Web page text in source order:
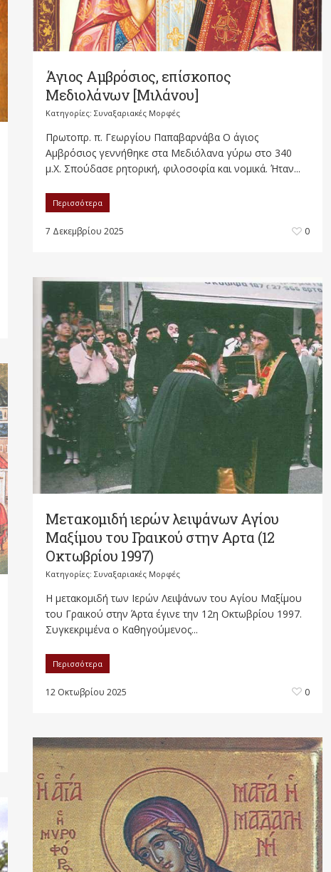
Άγιος Αμβρόσιος, επίσκοπος
Μεδιολάνων [Μιλάνου]
Κατηγορίες: Συναξαριακές Μορφές
Πρωτοπρ. π. Γεωργίου Παπαβαρνάβα Ο άγιος
Αμβρόσιος γεννήθηκε στα Μεδιόλανα γύρω στο 340
μ.Χ. Σπούδασε ρητορική, φιλοσοφία και νομικά. Ήταν...
Περισσότερα
7 Δεκεμβρίου 2025 0
Μετακομιδή ιερών λειψάνων Αγίου
Μαξίμου του Γραικού στην Αρτα (12
Οκτωβρίου 1997)
Κατηγορίες: Συναξαριακές Μορφές
Η μετακομιδή των Ιερών Λειψάνων του Αγίου Μαξίμου
του Γραικού στην Άρτα έγινε την 12η Οκτωβρίου 1997.
Συγκεκριμένα ο Καθηγούμενος...
Περισσότερα
12 Οκτωβρίου 2025 0